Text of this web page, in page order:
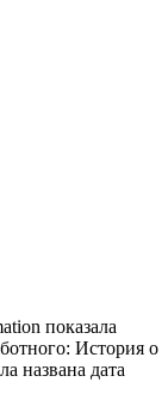
показала
История о
названа дата